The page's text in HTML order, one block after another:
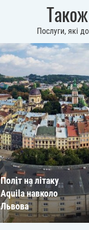
Послуги, які
Політ на літаку
Aquila навколо
Львова